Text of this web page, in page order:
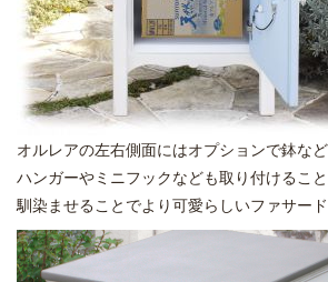
オルレアの左右側面にはオプションで鉢な
ハンガーやミニフックなども取り付けるこ
馴染ませることでより可愛らしいファサード